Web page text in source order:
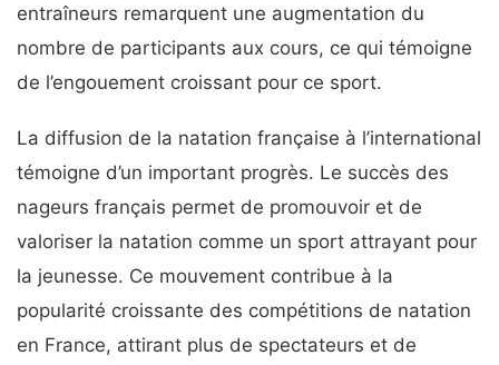
entraîneurs remarquent une augmentation du
nombre de participants aux cours, ce qui témoigne
de l’engouement croissant pour ce sport.
La diffusion de la natation française à l’international
témoigne d’un important progrès. Le succès des
nageurs français permet de promouvoir et de
valoriser la natation comme un sport attrayant pour
la jeunesse. Ce mouvement contribue à la
popularité croissante des compétitions de natation
en France, attirant plus de spectateurs et de